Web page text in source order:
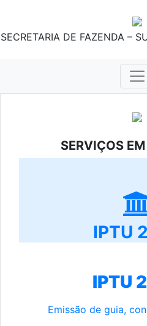
SECRETARIA DE FAZENDA –
SERVIÇOS
IPTU
IPTU
Emissão de guia,